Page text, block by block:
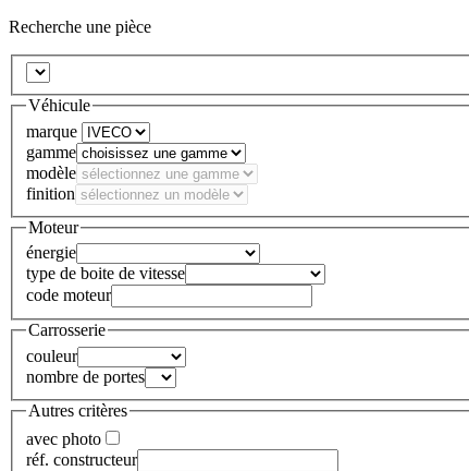
Recherche une pièce
Véhicule
marque
gamme
modèle
finition
Moteur
énergie
type de boite de vitesse
code moteur
Carrosserie
couleur
nombre de portes
Autres critères
avec photo
réf. constructeur